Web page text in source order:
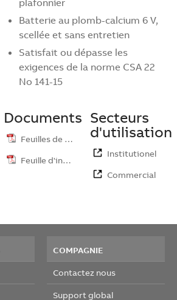
plafonnier
Batterie au plomb-calcium 6 V,
scellée et sans entretien
Satisfait ou dépasse les
exigences de la norme CSA 22
No 141-15
Documents
Feuilles de …
Feuille d'ins…
Secteurs
d'utilisation
Institutionel
Commercial
COMPAGNIE
Contactez nous
Support global